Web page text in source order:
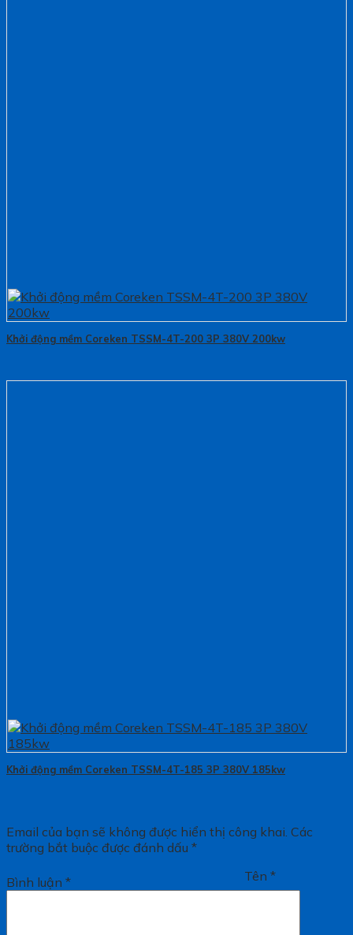
Khởi động mềm Coreken TSSM-4T-200 3P 380V 200kw
Khởi động mềm Coreken TSSM-4T-185 3P 380V 185kw
Email của bạn sẽ không được hiển thị công khai. Các
trường bắt buộc được đánh dấu *
Bình luận * Tên*